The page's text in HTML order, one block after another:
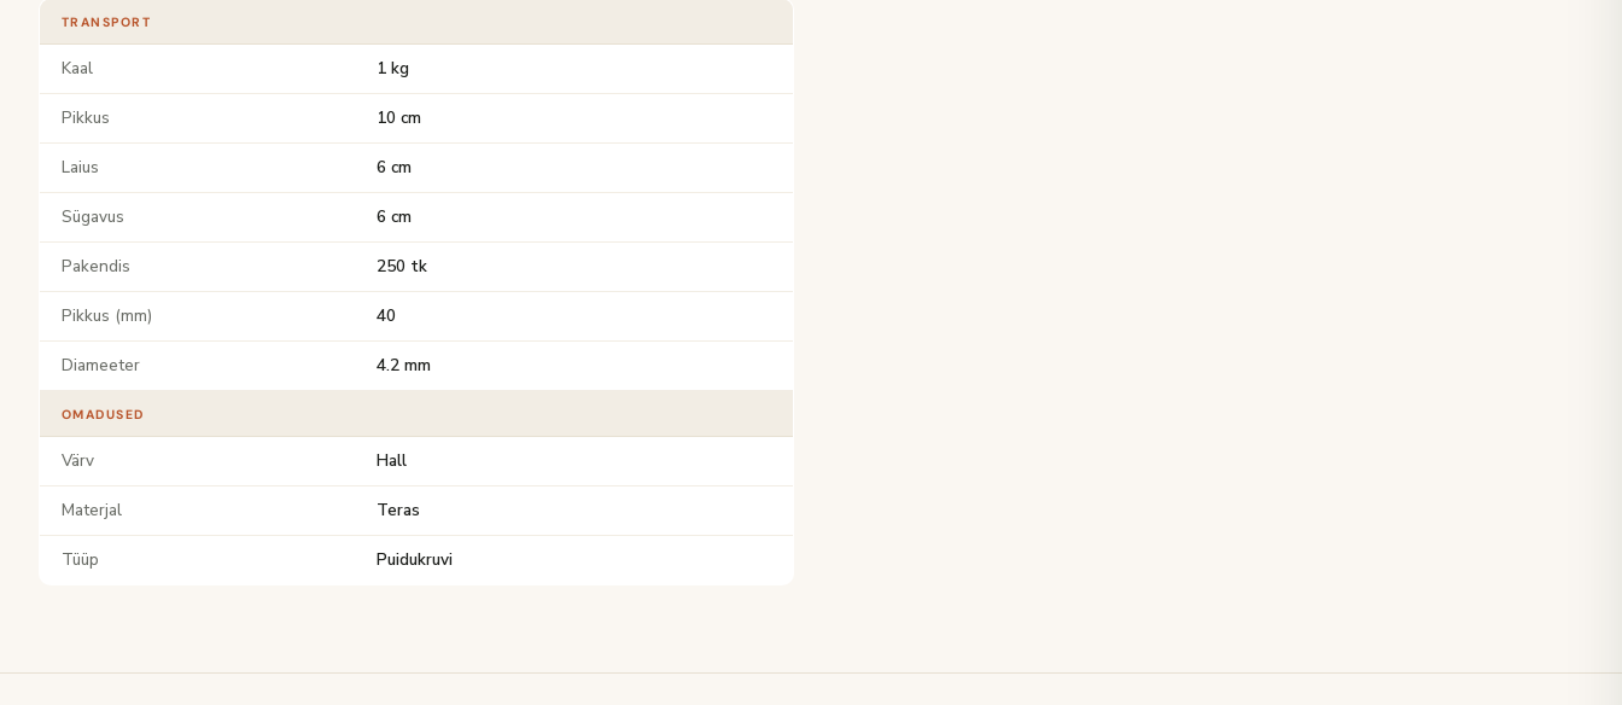
TRANSPORT
Kaal 1 kg
Pikkus 10 cm
Laius 6 cm
Sügavus 6 cm
Pakendis 250 tk
Pikkus (mm) 40
Diameeter 4.2 mm
OMADUSED
Värv Hall
Materjal Teras
Tüüp Puidukruvi